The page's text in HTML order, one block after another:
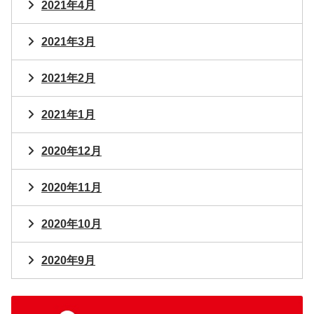
2021年4月
2021年3月
2021年2月
2021年1月
2020年12月
2020年11月
2020年10月
2020年9月